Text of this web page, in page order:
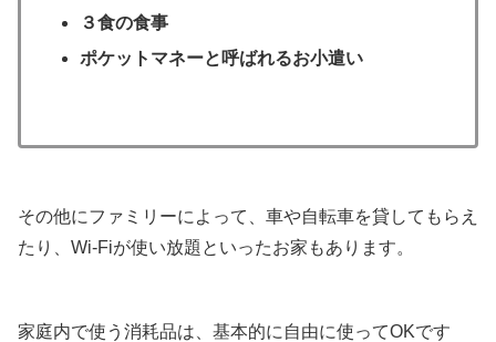
３食の食事
ポケットマネーと呼ばれるお小遣い
その他にファミリーによって、車や自転車を貸してもらえ
たり、Wi-Fiが使い放題といったお家もあります。
家庭内で使う消耗品は、基本的に自由に使ってOKです